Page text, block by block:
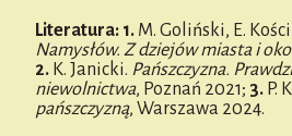
Literatura: 1. M. Goliński, E.
Namysłów. Z dziejów miasta i
2. K. Janicki. Pańszczyzna.
niewolnictwa, Poznań 2021; 3. P.
pańszczyzną, Warszawa 2024.